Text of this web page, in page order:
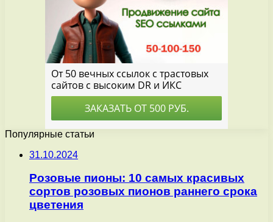
Популярные статьи
31.10.2024
Розовые пионы: 10 самых красивых
сортов розовых пионов раннего срока
цветения